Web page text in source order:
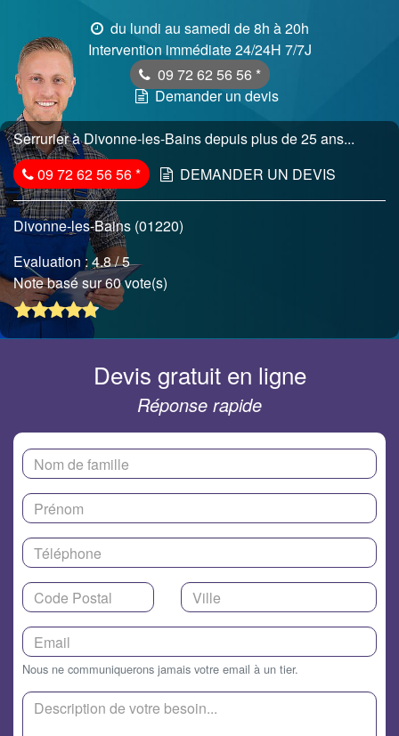
du lundi au samedi de 8h à 20h
Intervention immédiate 24/24H 7/7J
09 72 62 56 56 *
Demander un devis
Serrurier à Divonne-les-Bains depuis plus de 25 ans...
09 72 62 56 56* DEMANDER UN DEVIS
Divonne-les-Bains (01220)
Evaluation :4.8/ 5
Note basé sur 60 vote(s)
Devis gratuit en ligne
Réponse rapide
Nous ne communiquerons jamais votre email à un tier.